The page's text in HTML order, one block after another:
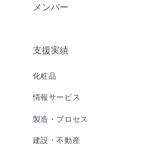
メンバー
支援実績
化粧品
情報サービス
製造・プロセス
建設・不動産